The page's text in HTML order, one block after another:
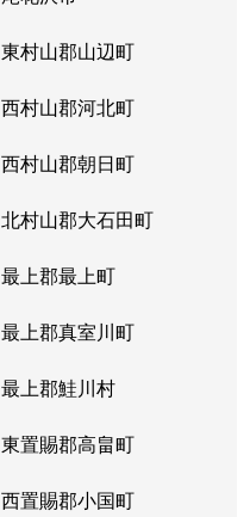
東村山郡山辺町
西村山郡河北町
西村山郡朝日町
北村山郡大石田町
最上郡最上町
最上郡真室川町
最上郡鮭川村
東置賜郡高畠町
西置賜郡小国町